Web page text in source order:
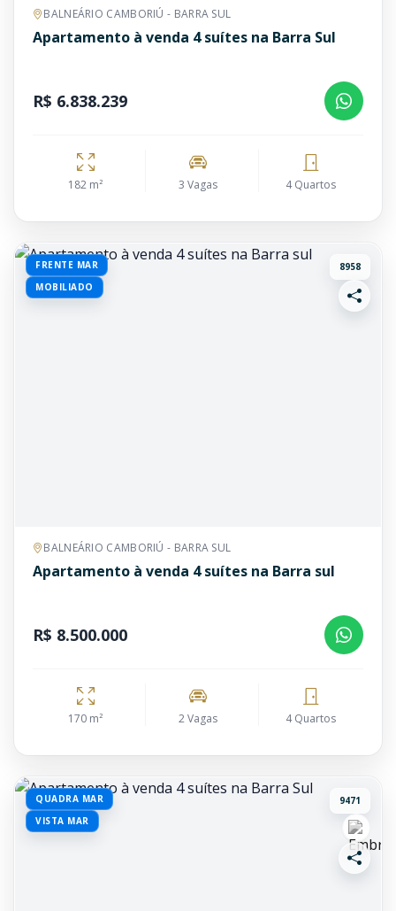
BALNEÁRIO CAMBORIÚ - BARRA SUL
Apartamento à venda 4 suítes na Barra Sul
R$ 6.838.239
182 m² 3 Vagas 4 Quartos
FRENTE MAR
MOBILIADO
8958
BALNEÁRIO CAMBORIÚ - BARRA SUL
Apartamento à venda 4 suítes na Barra sul
R$ 8.500.000
170 m² 2 Vagas 4 Quartos
QUADRA MAR
VISTA MAR
9471